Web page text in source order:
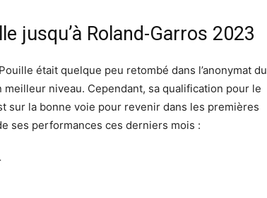
jusqu’à Roland-Garros 2023
était quelque peu retombé dans l’anonymat du
niveau. Cependant, sa qualification pour le
sur la bonne voie pour revenir dans les premières
ses performances ces derniers mois :